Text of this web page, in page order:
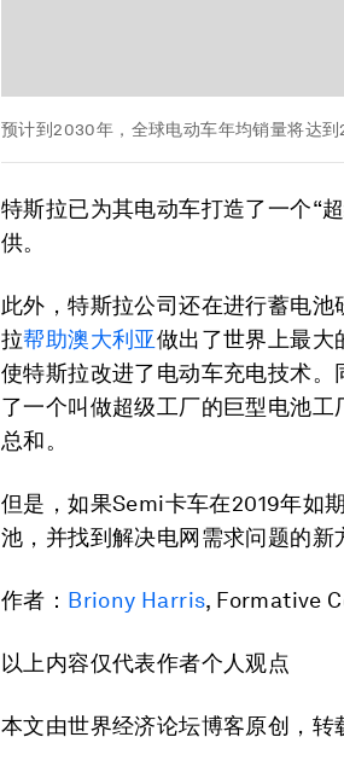
预计到2030年，全球电动车年均销量将达到
特斯拉已为其电动车打造了一个“
供。
此外，特斯拉公司还在进行蓄电
拉帮助澳大利亚做出了世界上最大
使特斯拉改进了电动车充电技术
了一个叫做超级工厂的巨型电池
总和。
但是，如果Semi卡车在2019年如
池，并找到解决电网需求问题的新
作者： Briony Harris, Formative
以上内容仅代表作者个人观点
本文由世界经济论坛博客原创，转